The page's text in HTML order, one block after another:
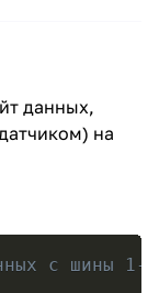
данных,
на
с